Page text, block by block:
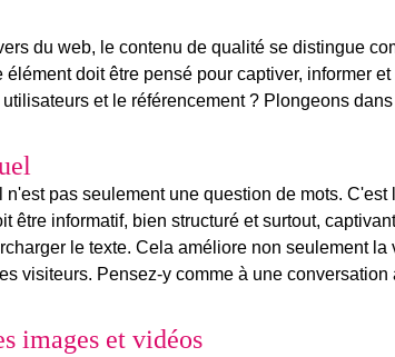
du web, le contenu de qualité se distingue
élément doit être pensé pour captiver, informer
et le référencement ? Plongeons
n'est pas seulement une question de mots.
être informatif, bien structuré et surtout,
le texte. Cela améliore non seulement
visiteurs. Pensez-y comme à une
images et vidéos